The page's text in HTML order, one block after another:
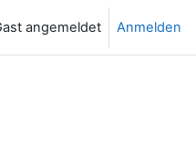
angemeldet Anmelden